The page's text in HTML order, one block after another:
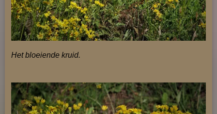
Het bloeiende kruid.